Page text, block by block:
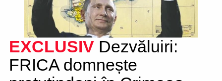
EXCLUSIV Dezvăluiri:
FRICA domnește